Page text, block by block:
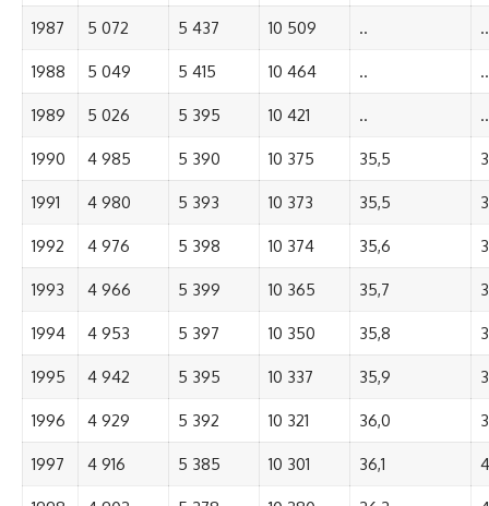
1987 5 072 5 437 10 509 .. ..
1988 5 049 5 415 10 464 .. ..
1989 5 026 5 395 10 421 .. ..
1990 4 985 5 390 10 375 35,5
1991 4 980 5 393 10 373 35,5
1992 4 976 5 398 10 374 35,6
1993 4 966 5 399 10 365 35,7
1994 4 953 5 397 10 350 35,8
1995 4 942 5 395 10 337 35,9
1996 4 929 5 392 10 321 36,0
1997 4 916 5 385 10 301 36,1